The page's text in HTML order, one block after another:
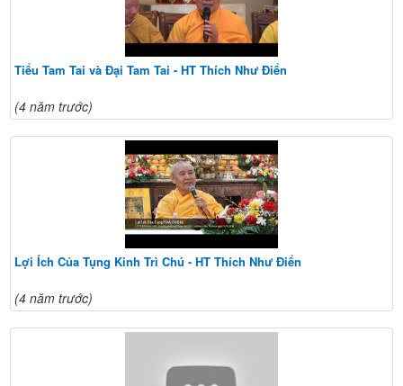
Tiểu Tam Tai và Đại Tam Tai - HT Thích Như Điển
(4 năm trước)
Lợi Ích Của Tụng Kinh Trì Chú - HT Thích Như Điển
(4 năm trước)